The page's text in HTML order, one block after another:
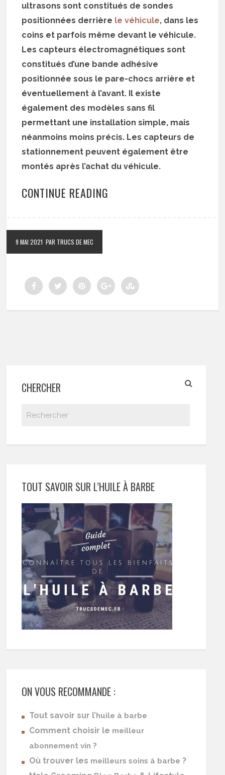
ultrasons sont constitués de sondes
positionnées derrière le véhicule, dans les
coins et parfois même devant le véhicule.
Les capteurs électromagnétiques sont
constitués d’une bande adhésive
positionnée sous le pare-chocs arrière et
éventuellement à l’avant. Il existe
également des modèles sans fil
permettant une installation simple, mais
néanmoins moins précis. Les capteurs de
stationnement peuvent également être
montés après l’achat du véhicule.
CONTINUE READING
9 MAI 2021 PAR TRUCS DE MEC
CHERCHER
TOUT SAVOIR SUR L’HUILE À BARBE
ON VOUS RECOMMANDE :
Tout savoir sur l’huile à barbe
Comment choisir le meilleur
abonnement vin ?
Où trouver les meilleurs soins à barbe ?